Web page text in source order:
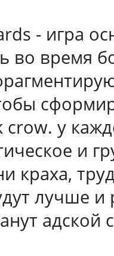
- игра
во время
у
и
краха,
лучше и
адской